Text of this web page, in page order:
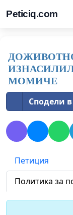
Peticiq.com
МОМИЧЕ
Сподели в
Петиция
Политика за